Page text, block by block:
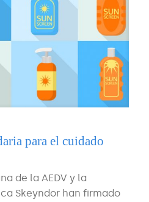
para el cuidado
de la AEDV y la
Skeyndor han firmado